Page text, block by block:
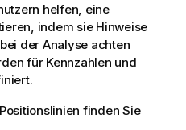
helfen, eine
indem sie Hinweise
der Analyse achten
für Kennzahlen und
finden Sie